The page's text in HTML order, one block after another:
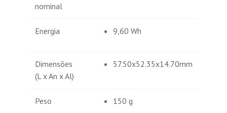
nominal
Energia 9,60 Wh
Dimensões
(L x An x Al)
57.50x52.35x14.70mm
Peso 150 g